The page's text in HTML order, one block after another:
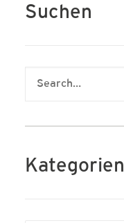
Suchen
Kategorien